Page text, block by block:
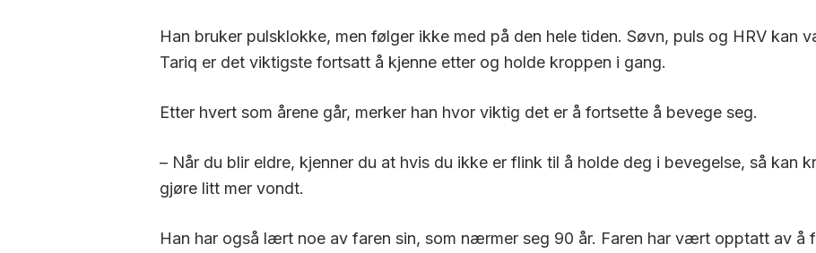
Han bruker pulsklokke, men følger ikke med på den hele tiden. Søvn, puls og HRV kan
Tariq er det viktigste fortsatt å kjenne etter og holde kroppen i gang.
Etter hvert som årene går, merker han hvor viktig det er å fortsette å bevege seg.
– Når du blir eldre, kjenner du at hvis du ikke er flink til å holde deg i bevegelse, så kan
gjøre litt mer vondt.
Han har også lært noe av faren sin, som nærmer seg 90 år. Faren har vært opptatt av å